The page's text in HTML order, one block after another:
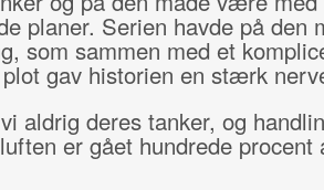
planer. Serien havde på den
som sammen med et
gav historien en stærk
aldrig deres tanker, og
er gået hundrede procent